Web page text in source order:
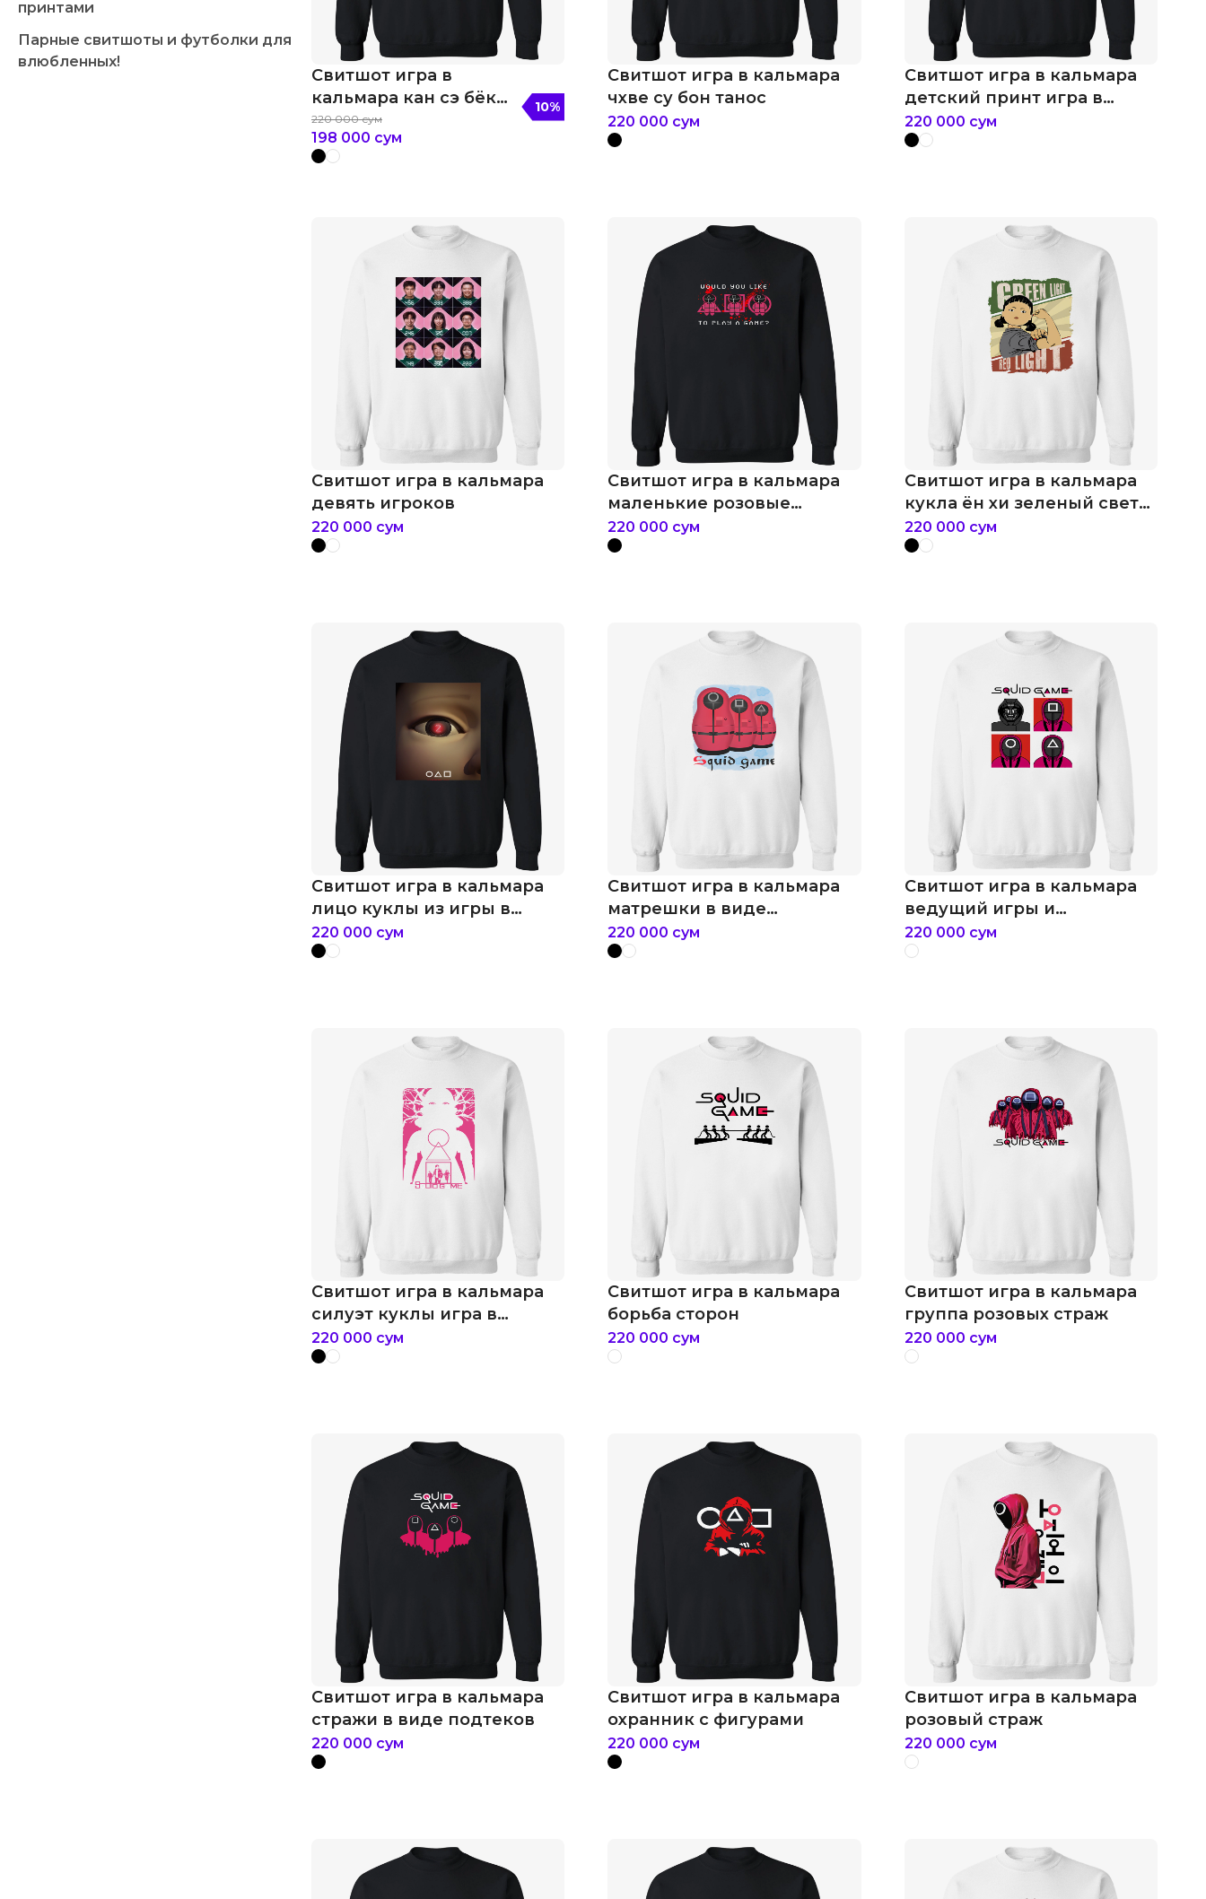
принтами
Парные свитшоты и футболки для
влюбленных!
Свитшот игра в
кальмара кан сэ бёк
игрок №067
220 000 сум
198 000 сум
10%
Свитшот игра в кальмара
чхве су бон танос
220 000 сум
Свитшот игра в кальмара
детский принт игра в
кальмара
220 000 сум
Свитшот игра в кальмара
девять игроков
220 000 сум
Свитшот игра в кальмара
маленькие розовые
охранники
220 000 сум
Свитшот игра в кальмара
кукла ён хи зеленый свет
или красный
220 000 сум
Свитшот игра в кальмара
лицо куклы из игры в
кальмара
220 000 сум
Свитшот игра в кальмара
матрешки в виде
охранников
220 000 сум
Свитшот игра в кальмара
ведущий игры и
охранники
220 000 сум
Свитшот игра в кальмара
силуэт куклы игра в
кальмара
220 000 сум
Свитшот игра в кальмара
борьба сторон
220 000 сум
Свитшот игра в кальмара
группа розовых страж
220 000 сум
Свитшот игра в кальмара
стражи в виде подтеков
220 000 сум
Свитшот игра в кальмара
охранник с фигурами
220 000 сум
Свитшот игра в кальмара
розовый страж
220 000 сум